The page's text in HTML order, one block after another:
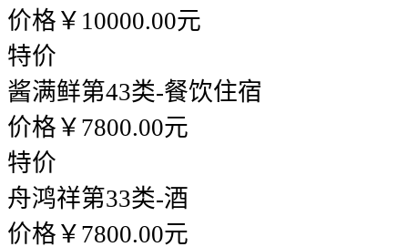
价格￥10000.00元
特价
酱满鲜第43类-餐饮住宿
价格￥7800.00元
特价
舟鸿祥第33类-酒
价格￥7800.00元